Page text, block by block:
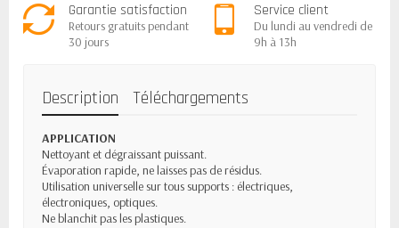
Garantie satisfaction
Retours gratuits pendant
30 jours
Service client
Du lundi au vendredi de
9h à 13h
Description Téléchargements
APPLICATION
Nettoyant et dégraissant puissant.
Évaporation rapide, ne laisses pas de résidus.
Utilisation universelle sur tous supports : électriques,
électroniques, optiques.
Ne blanchit pas les plastiques.